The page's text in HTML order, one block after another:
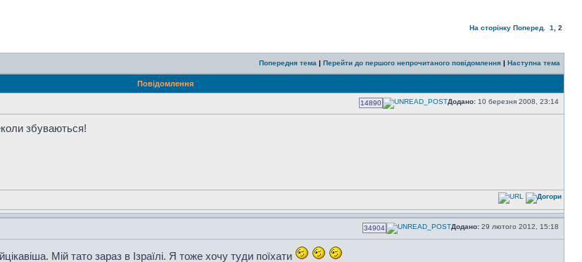
На сторінку Поперед. 1 2
Попередня тема | Перейти до першого непрочитаного повідомлення | Наступна тема
Повідомлення
14890 Додано: 10 березня 2008, 23:14
збуваються!
34904 Додано: 29 лютого 2012, 15:18
Мій тато зараз в Ізраїлі. Я тоже хочу туди поїхати